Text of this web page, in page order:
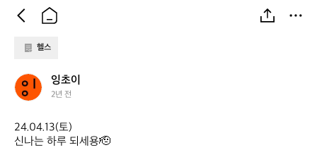
헬스
잉
초
잉초이
2년 전
24.04.13(토)
신나는 하루 되세용🫡